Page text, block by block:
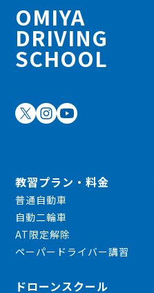
OMIYA
DRIVING
SCHOOL
教習プラン・料金
普通自動車
自動二輪車
AT限定解除
ペーパードライバー講習
ドローンスクール